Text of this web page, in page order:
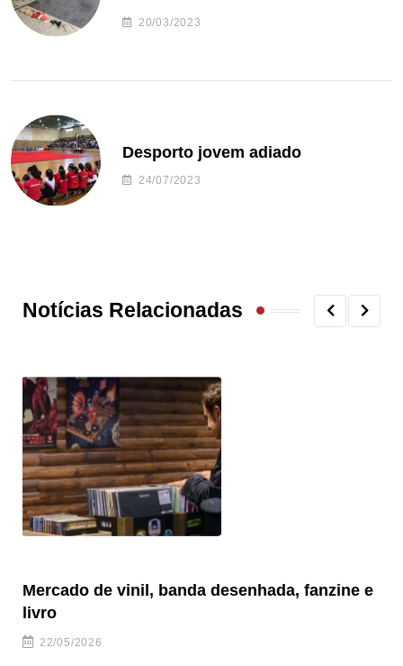
20/03/2023
Desporto jovem adiado
24/07/2023
Notícias Relacionadas
Mercado de vinil, banda desenhada, fanzine e
livro
22/05/2026